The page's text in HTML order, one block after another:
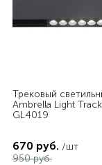
Трековый
Ambrella Light
GL4019
670 руб. /шт
950 руб.